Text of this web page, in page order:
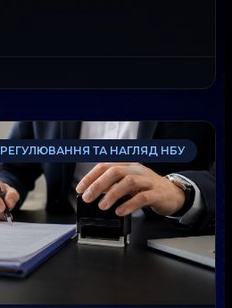
РЕГУЛЮВАННЯ ТА НАГЛЯД НБУ